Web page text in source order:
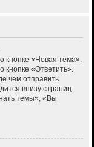
кнопке «Новая тема».
«Ответить».
чем отправить
внизу страниц
темы», «Вы